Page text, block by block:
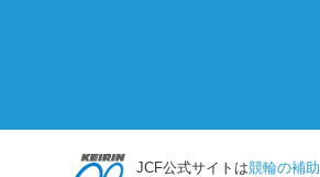
JCF公式サイトは競輪の補助